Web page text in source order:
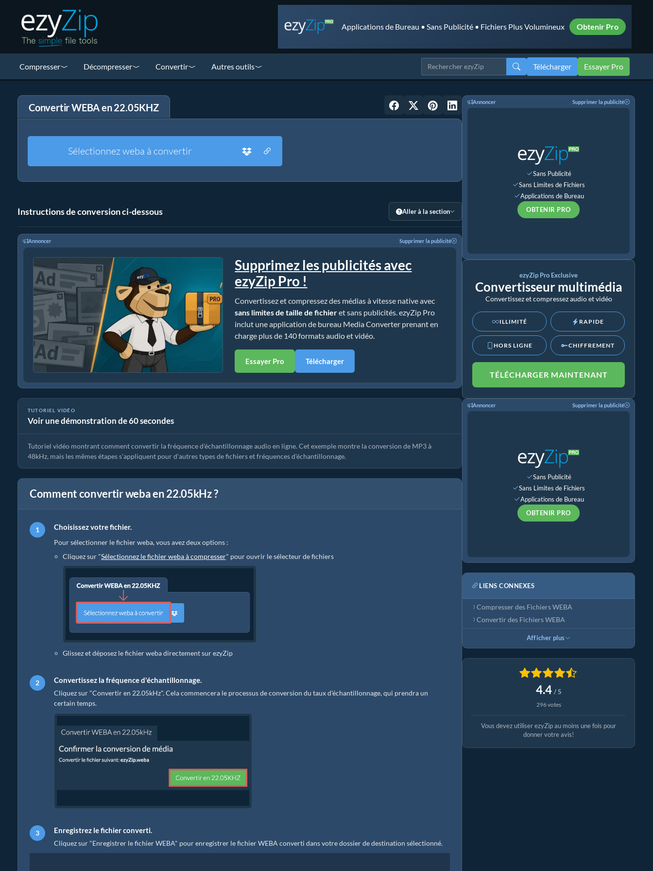
Applications de Bureau • Sans Publicité • Fichiers Plus Volumineux Obtenir Pro
Compresser Décompresser Convertir Autres outils Télécharger Essayer Pro
Convertir WEBA en 22.05KHZ
Sélectionnez weba à convertir
Instructions de conversion ci-dessous Aller à la section
Annoncer Supprimer la publicité
Supprimez les publicités avec
ezyZip Pro !
Convertissez et compressez des médias à vitesse native avec
sans limites de taille de fichieret sans publicités. ezyZip Pro
inclut une application de bureau Media Converter prenant en
charge plus de 140 formats audio et vidéo.
Essayer Pro Télécharger
TUTORIEL VIDÉO
Voir une démonstration de 60 secondes
Comment convertir la fréquence d'échantillonnage audio.
Tutoriel vidéo montrant comment convertir la fréquence d'échantillonnage audio en ligne. Cet exemple montre la conversion de MP3 à
48kHz, mais les mêmes étapes s'appliquent pour d'autres types de fichiers et fréquences d'échantillonnage.
Comment convertir weba en 22.05kHz ?
Choisissez votre fichier.
Pour sélectionner le fichier weba, vous avez deux options :
Cliquez sur "Sélectionnez le fichier weba à compresser" pour ouvrir le sélecteur de fichiers
Glissez et déposez le fichier weba directement sur ezyZip
Convertissez la fréquence d'échantillonnage.
Cliquez sur "Convertir en 22.05kHz". Cela commencera le processus de conversion du taux d'échantillonnage, qui prendra un
certain temps.
Enregistrez le fichier converti.
Cliquez sur "Enregistrer le fichier WEBA" pour enregistrer le fichier WEBA converti dans votre dossier de destination sélectionné.
Annoncer Supprimer la publicité
Sans Publicité
Sans Limites de Fichiers
Applications de Bureau
OBTENIR PRO
ezyZip Pro Exclusive
Convertisseur multimédia
Convertissez et compressez audio et vidéo
ILLIMITÉ RAPIDE
HORS LIGNE CHIFFREMENT
TÉLÉCHARGER MAINTENANT
Annoncer Supprimer la publicité
Sans Publicité
Sans Limites de Fichiers
Applications de Bureau
OBTENIR PRO
LIENS CONNEXES
Compresser des Fichiers WEBA
Convertir des Fichiers WEBA
Afficher plus
4.4 / 5
296 votes
Vous devez utiliser ezyZip au moins une fois pour
donner votre avis!